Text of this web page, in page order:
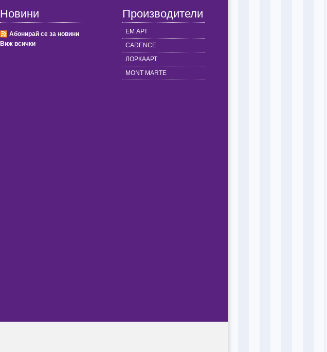
Новини
Абонирай се за новини
Виж всички
Производители
ЕМ АРТ
CADENCE
ЛОРКААРТ
MONT MARTE